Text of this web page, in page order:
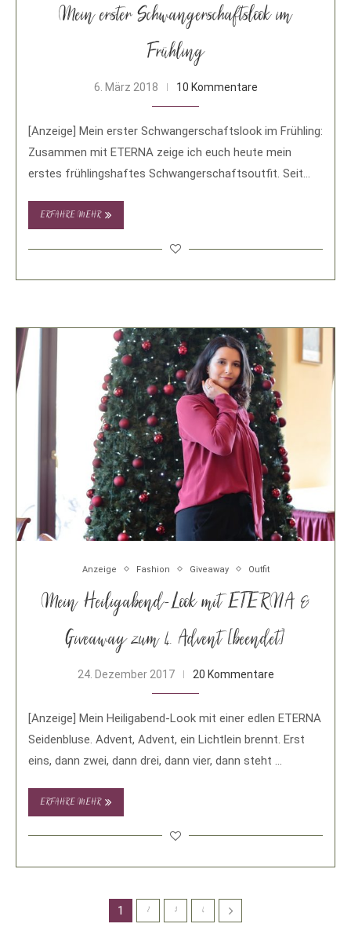
Mein erster Schwangerschaftslook im
Frühling
6. März 2018 10 Kommentare
[Anzeige] Mein erster Schwangerschaftslook im Frühling:
Zusammen mit ETERNA zeige ich euch heute mein
erstes frühlingshaftes Schwangerschaftsoutfit. Seit
ERFAHRE MEHR
Anzeige Fashion Giveaway Outfit
Mein Heiligabend-Look mit ETERNA &
Giveaway zum 4. Advent [beendet]
24. Dezember 2017 20 Kommentare
[Anzeige] Mein Heiligabend-Look mit einer edlen ETERNA
Seidenbluse. Advent, Advent, ein Lichtlein brennt. Erst
eins, dann zwei, dann drei, dann vier, dann steht …
ERFAHRE MEHR
1 2 3 4